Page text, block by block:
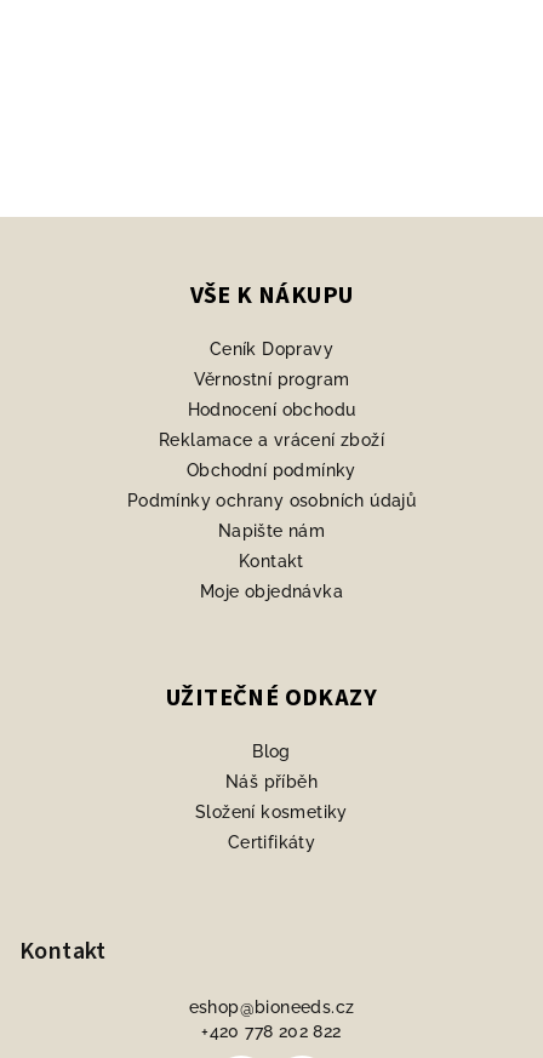
VŠE K NÁKUPU
Ceník Dopravy
Věrnostní program
Hodnocení obchodu
Reklamace a vrácení zboží
Obchodní podmínky
Podmínky ochrany osobních údajů
Napište nám
Kontakt
Moje objednávka
UŽITEČNÉ ODKAZY
Blog
Náš příběh
Složení kosmetiky
Certifikáty
Kontakt
eshop@bioneeds.cz
+420 778 202 822